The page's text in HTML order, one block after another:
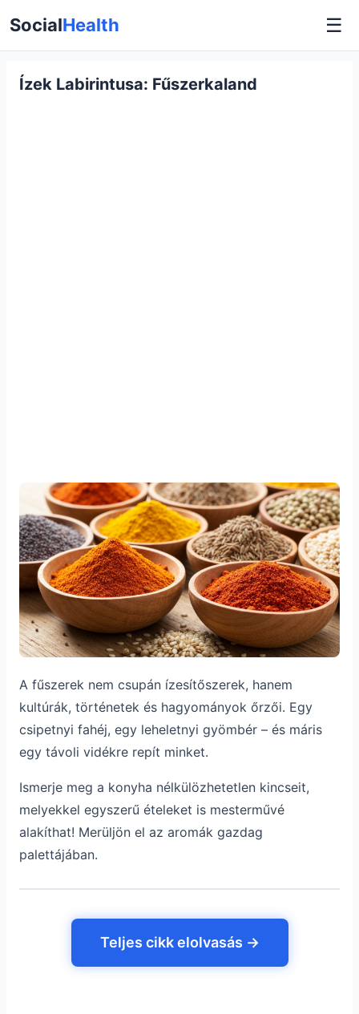
SocialHealth ☰
Ízek Labirintusa: Fűszerkaland
A fűszerek nem csupán ízesítőszerek, hanem
kultúrák, történetek és hagyományok őrzői. Egy
csipetnyi fahéj, egy leheletnyi gyömbér – és máris
egy távoli vidékre repít minket.
Ismerje meg a konyha nélkülözhetetlen kincseit,
melyekkel egyszerű ételeket is mesterművé
alakíthat! Merüljön el az aromák gazdag
palettájában.
Teljes cikk elolvasás →